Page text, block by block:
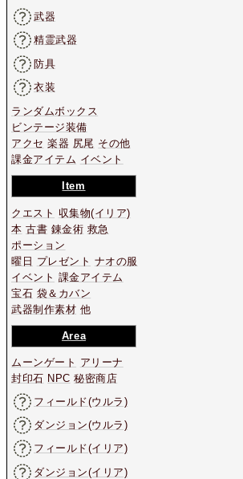
武器
精霊武器
防具
衣装
ランダムボックス
ビンテージ装備
アクセ 楽器 尻尾 その他
課金アイテム イベント
Item
クエスト 収集物(イリア)
本 古書 錬金術 救急
ポーション
曜日 プレゼント ナオの服
イベント 課金アイテム
宝石 袋＆カバン
武器制作素材 他
Area
ムーンゲート アリーナ
封印石 NPC 秘密商店
フィールド(ウルラ)
ダンジョン(ウルラ)
フィールド(イリア)
ダンジョン(イリア)